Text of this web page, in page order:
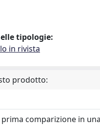
tipologie:
in rivista
prodotto:
comparizione in una